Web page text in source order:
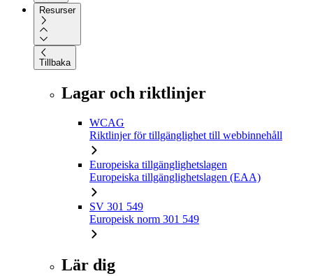
Resurser
Tillbaka
Lagar och riktlinjer
WCAG
Riktlinjer för tillgänglighet till webbinnehåll
Europeiska tillgänglighetslagen
Europeiska tillgänglighetslagen (EAA)
SV 301 549
Europeisk norm 301 549
Lär dig